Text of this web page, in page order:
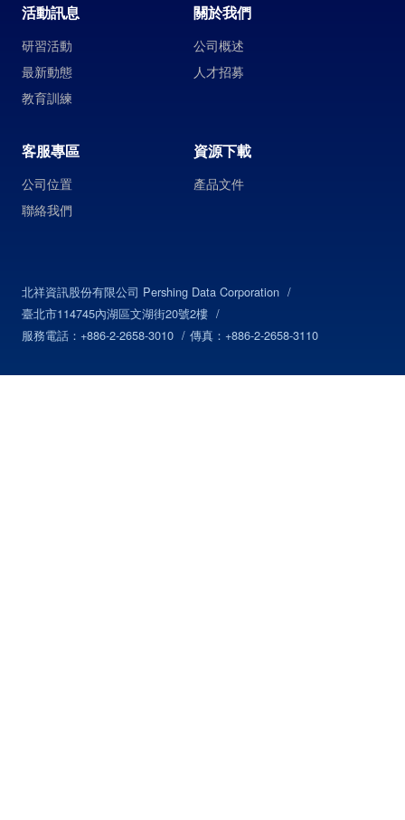
活動訊息
研習活動
最新動態
教育訓練
關於我們
公司概述
人才招募
客服專區
公司位置
聯絡我們
資源下載
產品文件
北祥資訊股份有限公司 Pershing Data Corporation
臺北市114745內湖區文湖街20號2樓
服務電話：+886-2-2658-3010
傳真：+886-2-2658-3110